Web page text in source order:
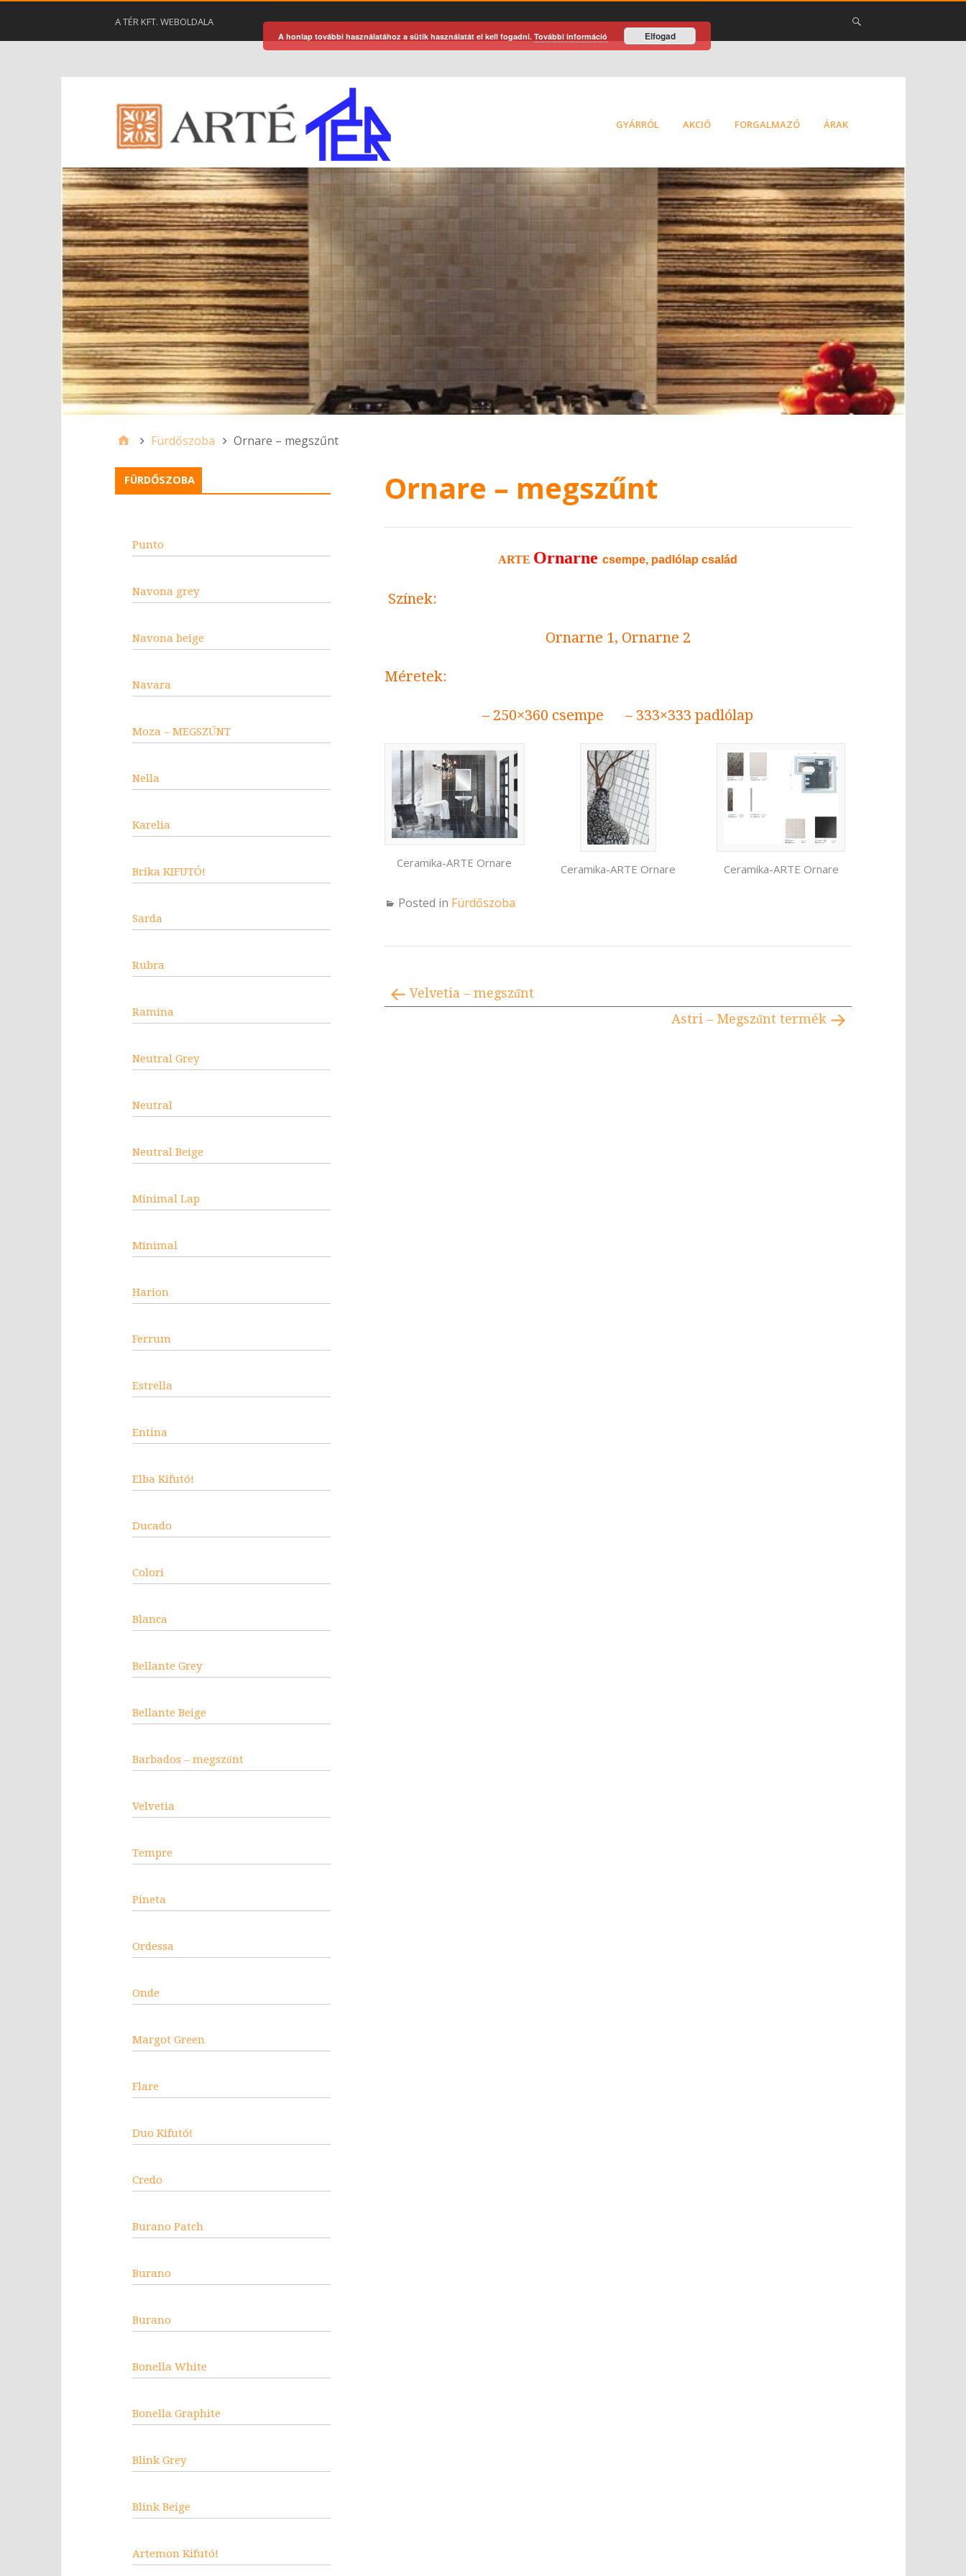
A TÉR KFT. WEBOLDALA
GYÁRRÓL AKCIÓ FORGALMAZÓ ÁRAK
Fürdőszoba Ornare – megszűnt
Ornare – megszűnt
ARTE Ornarne csempe, padlólap család
Színek:
Ornarne 1, Ornarne 2
Méretek:
– 250×360 csempe – 333×333 padlólap
Ceramika-ARTE Ornare Ceramika-ARTE Ornare Ceramika-ARTE Ornare
Posted in Fürdőszoba
Velvetia – megszűnt
Astri – Megszűnt termék
FÜRDŐSZOBA
Punto
Navona grey
Navona beige
Navara
Moza – MEGSZŰNT
Nella
Karelia
Brika KIFUTÓ!
Sarda
Rubra
Ramina
Neutral Grey
Neutral
Neutral Beige
Minimal Lap
Minimal
Harion
Ferrum
Estrella
Entina
Elba Kifutó!
Ducado
Colori
Blanca
Bellante Grey
Bellante Beige
Barbados – megszűnt
Velvetia
Tempre
Pineta
Ordessa
Onde
Margot Green
Flare
Duo Kifutó!
Credo
Burano Patch
Burano
Burano
Bonella White
Bonella Graphite
Blink Grey
Blink Beige
Artemon Kifutó!
A honlap további használatához a sütik használatát el kell fogadni. További információ Elfogad